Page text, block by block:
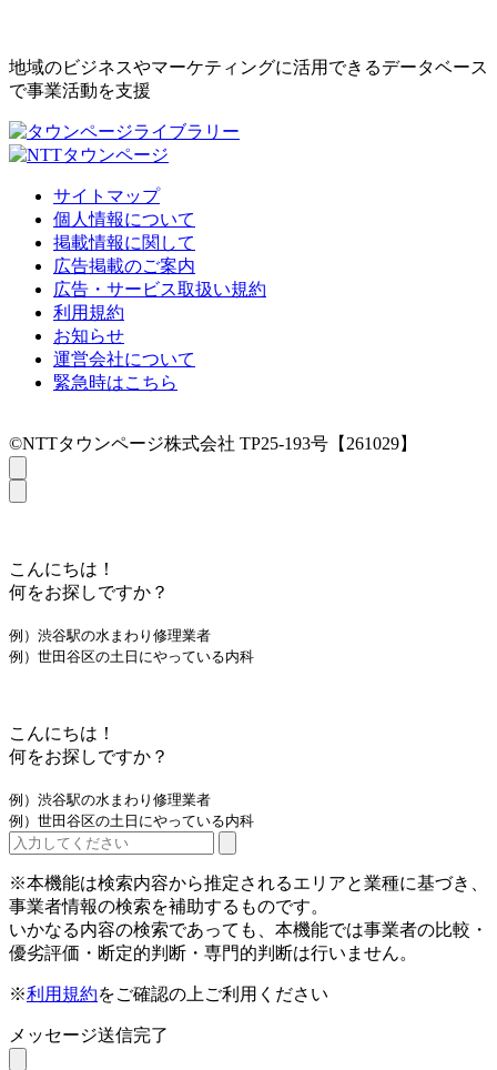
地域のビジネスやマーケティングに活用できるデータベース
で事業活動を支援
サイトマップ
個人情報について
掲載情報に関して
広告掲載のご案内
広告・サービス取扱い規約
利用規約
お知らせ
運営会社について
緊急時はこちら
©NTTタウンページ株式会社 TP25-193号【261029】
こんにちは！
何をお探しですか？
例）渋谷駅の水まわり修理業者
例）世田谷区の土日にやっている内科
こんにちは！
何をお探しですか？
例）渋谷駅の水まわり修理業者
例）世田谷区の土日にやっている内科
※本機能は検索内容から推定されるエリアと業種に基づき、
事業者情報の検索を補助するものです。
いかなる内容の検索であっても、本機能では事業者の比較・
優劣評価・断定的判断・専門的判断は行いません。
※利用規約をご確認の上ご利用ください
メッセージ送信完了